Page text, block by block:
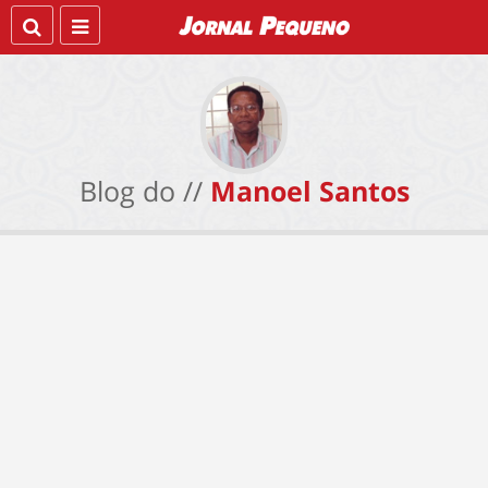
Blog do // Manoel Santos